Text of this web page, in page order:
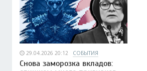
29.04.2026 20:12 СОБЫТИЯ
Снова заморозка вкладов: